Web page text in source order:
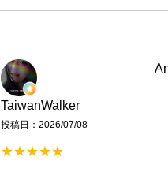
TaiwanWalker
投稿日：2026/07/08